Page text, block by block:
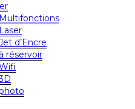
d’Encre
réservoir